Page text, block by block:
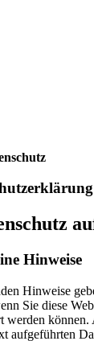
Hinweise
Hinweise
Sie diese
werden können.
aufgeführten